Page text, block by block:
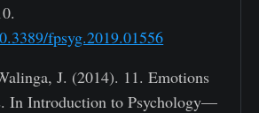
fpsyg.2019.01556
J. (2014). 11. Emotions
In Introduction to Psychology—